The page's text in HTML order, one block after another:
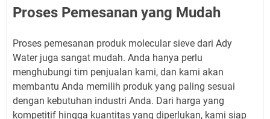
Proses Pemesanan yang Mudah
Proses pemesanan produk molecular sieve dari Ady
Water juga sangat mudah. Anda hanya perlu
menghubungi tim penjualan kami, dan kami akan
membantu Anda memilih produk yang paling sesuai
dengan kebutuhan industri Anda. Dari harga yang
kompetitif hingga kuantitas yang diperlukan, kami siap